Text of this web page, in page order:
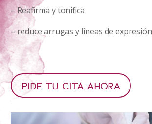
– Reafirma y tonifica
– reduce arrugas y lineas de expresión
Pide tu cita ahora